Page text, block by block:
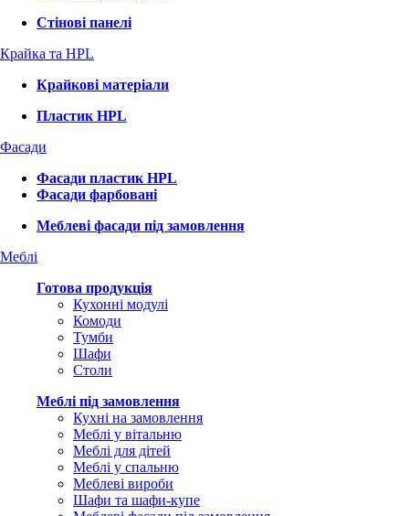
Стінові панелі
Крайка та HPL
Крайкові матеріали
Пластик HPL
Фасади
Фасади пластик HPL
Фасади фарбовані
Меблеві фасади під замовлення
Меблі
Готова продукція
Кухонні модулі
Комоди
Тумби
Шафи
Столи
Меблі під замовлення
Кухні на замовлення
Меблі у вітальню
Меблі для дітей
Меблі у спальню
Меблеві вироби
Шафи та шафи-купе